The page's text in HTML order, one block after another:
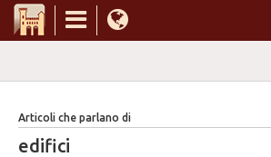
Articoli che parlano di
edifici